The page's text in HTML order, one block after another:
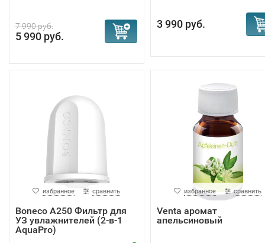
7 990 руб.
5 990 руб.
3 990 руб.
избранное сравнить
Boneco A250 Фильтр для
УЗ увлажнителей (2-в-1
AquaPro)
избранное сравнить
Venta аромат
апельсиновый